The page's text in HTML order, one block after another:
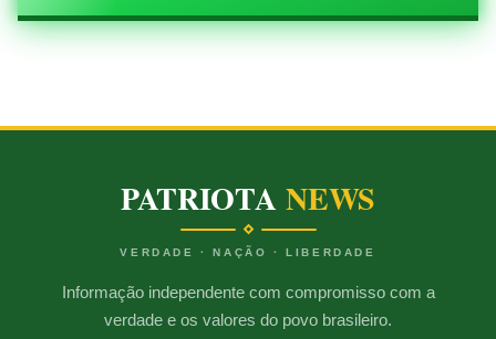
PATRIOTANEWS
VERDADE · NAÇÃO · LIBERDADE
Informação independente com compromisso com a
verdade e os valores do povo brasileiro.